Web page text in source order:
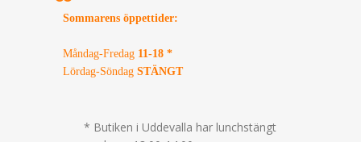
Sommarens öppettider:
Måndag-Fredag 11-18 *
Lördag-Söndag STÄNGT
* Butiken i Uddevalla har lunchstängt